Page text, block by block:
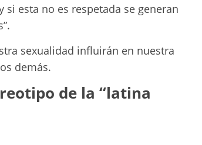
esta no es respetada se generan
sexualidad influirán en nuestra
demás.
de la “latina